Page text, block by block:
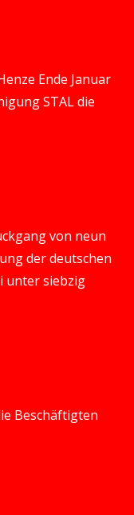
Ende Januar
STAL die
von neun
der deutschen
unter siebzig
Beschäftigten